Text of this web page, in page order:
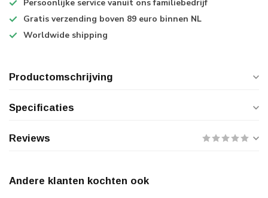
Persoonlijke service vanuit ons familiebedrijf
Gratis verzending boven 89 euro binnen NL
Worldwide shipping
Productomschrijving
Specificaties
Reviews
Andere klanten kochten ook